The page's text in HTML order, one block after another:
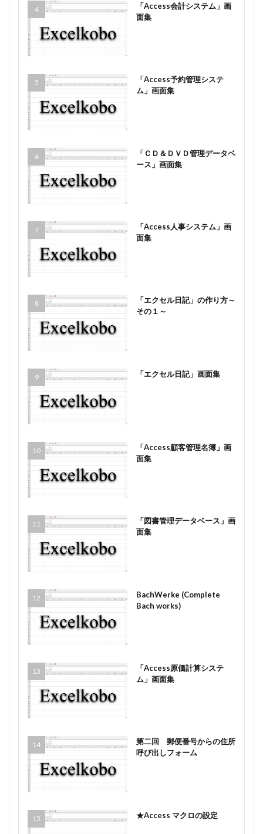
「Access会計システム」画
面集
「Access予約管理システ
ム」画面集
「ＣＤ＆ＤＶＤ管理データベ
ース」画面集
「Access人事システム」画
面集
「エクセル日記」の作り方～
その１～
「エクセル日記」画面集
「Access顧客管理名簿」画
面集
「図書管理データベース」画
面集
BachWerke (Complete
Bach works)
「Access原価計算システ
ム」画面集
第二回 郵便番号からの住所
呼び出しフォーム
★Access マクロの設定